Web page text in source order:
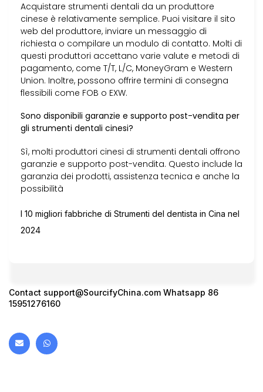
Acquistare strumenti dentali da un produttore
cinese è relativamente semplice. Puoi visitare il sito
web del produttore, inviare un messaggio di
richiesta o compilare un modulo di contatto. Molti di
questi produttori accettano varie valute e metodi di
pagamento, come T/T, L/C, MoneyGram e Western
Union. Inoltre, possono offrire termini di consegna
flessibili come FOB o EXW.
Sono disponibili garanzie e supporto post-vendita per
gli strumenti dentali cinesi?
Sì, molti produttori cinesi di strumenti dentali offrono
garanzie e supporto post-vendita. Questo include la
garanzia dei prodotti, assistenza tecnica e anche la
possibilità
I 10 migliori fabbriche di Strumenti del dentista in Cina nel
2024
Contact support@SourcifyChina.com Whatsapp 86
15951276160